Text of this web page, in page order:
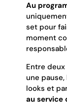
Au
set pour
moment
Entre
une
looks et
au service